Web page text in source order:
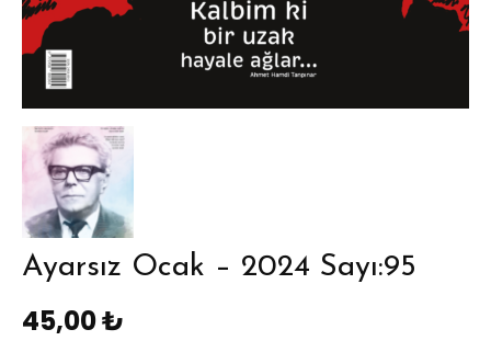
Ayarsız Ocak – 2024 Sayı:95
45,00₺